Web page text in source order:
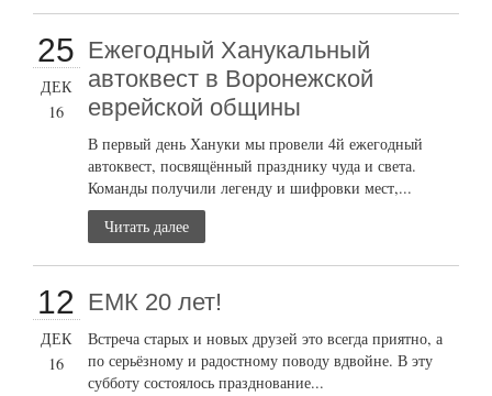
25
ДЕК
16
Ежегодный Ханукальный
автоквест в Воронежской
еврейской общины
В первый день Хануки мы провели 4й ежегодный
автоквест, посвящённый празднику чуда и света.
Команды получили легенду и шифровки мест,...
Читать далее
12
ДЕК
16
ЕМК 20 лет!
Встреча старых и новых друзей это всегда приятно, а
по серьёзному и радостному поводу вдвойне. В эту
субботу состоялось празднование...